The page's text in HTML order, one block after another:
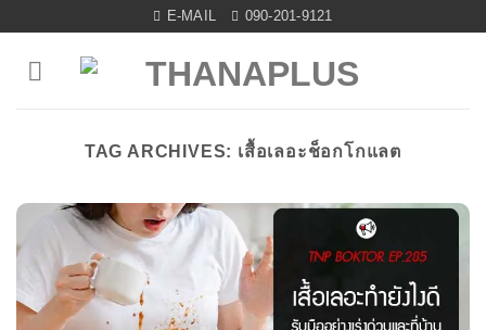
content
E-MAIL 090-201-9121
TAG ARCHIVES: เสื้อเลอะช็อกโกแลต